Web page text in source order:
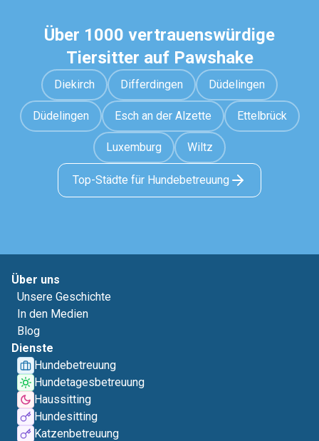
Über 1000 vertrauenswürdige
Tiersitter auf Pawshake
Diekirch Differdingen Düdelingen
Düdelingen Esch an der Alzette Ettelbrück
Luxemburg Wiltz
Top-Städte für Hundebetreuung
Über uns
Unsere Geschichte
In den Medien
Blog
Dienste
Hundebetreuung
Hundetagesbetreuung
Haussitting
Hundesitting
Katzenbetreuung